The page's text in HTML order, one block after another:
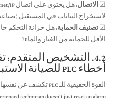
☑ الاتصال:
لاستخراج البيانات في المستقبل (صناعة 4.0
☑تصنيف الحماية:
الأقل للحماية من الغبار والماء?
4.2. التشخيص
أخطاء PLC للصيانة الاستباقية
القوة الحقيقية للـ PLC تكشف عن نفسها في منع الفشل.
technician doesn't just reset an alarm